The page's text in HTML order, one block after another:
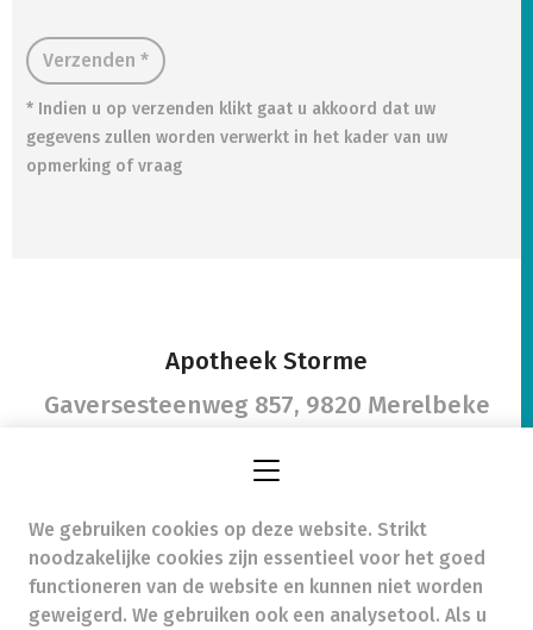
Verzenden *
* Indien u op verzenden klikt gaat u akkoord dat uw
gegevens zullen worden verwerkt in het kader van uw
opmerking of vraag
Apotheek Storme
Gaversesteenweg 857, 9820 Merelbeke
apotheekstorme@gmail.com - Ondernemingsnummer
(BTW nr.) (BE)0881859167
Beroepstitel: Apotheker werkzaam in België
We gebruiken cookies op deze website. Strikt
noodzakelijke cookies zijn essentieel voor het goed
functioneren van de website en kunnen niet worden
geweigerd. We gebruiken ook een analysetool. Als u